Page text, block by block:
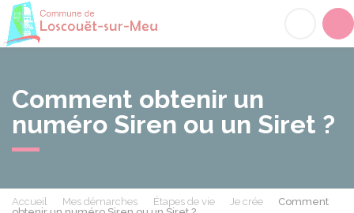
Comment obtenir un
numéro Siren ou un Siret ?
Accueil Mes démarches Étapes de vie Je crée
Comment